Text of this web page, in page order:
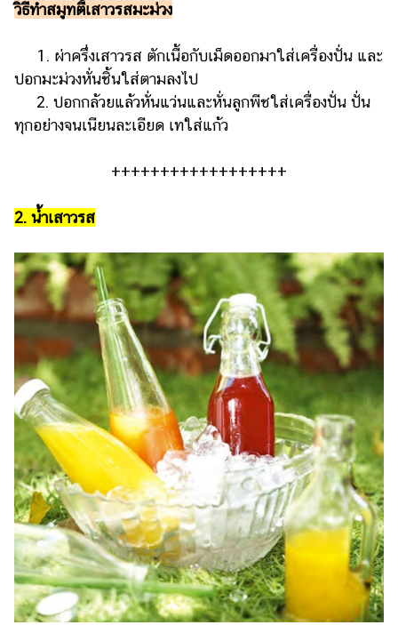
วิธีทำสมูทตี้เสาวรสมะม่วง
1. ผ่าครึ่งเสาวรส ตักเนื้อกับเม็ดออกมาใส่เครื่องปั่น และ
ปอกมะม่วงหั่นชิ้นใส่ตามลงไป
2. ปอกกล้วยแล้วหั่นแว่นและหั่นลูกพีชใส่เครื่องปั่น ปั่น
ทุกอย่างจนเนียนละเอียด เทใส่แก้ว
++++++++++++++++++
2. น้ำเสาวรส